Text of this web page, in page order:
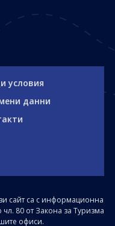
условия
данни
сайт са с информационна
80 от Закона за Туризма
офиси.